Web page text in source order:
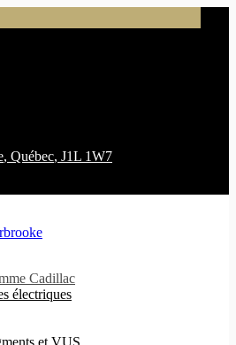
, Québec, J1L 1W7
Cadillac
électriques
et VUS